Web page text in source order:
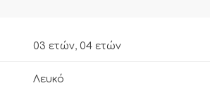
03 ετών, 04 ετών
Λευκό